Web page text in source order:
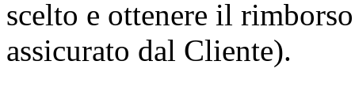
scelto e ottenere il
assicurato dal Cliente).